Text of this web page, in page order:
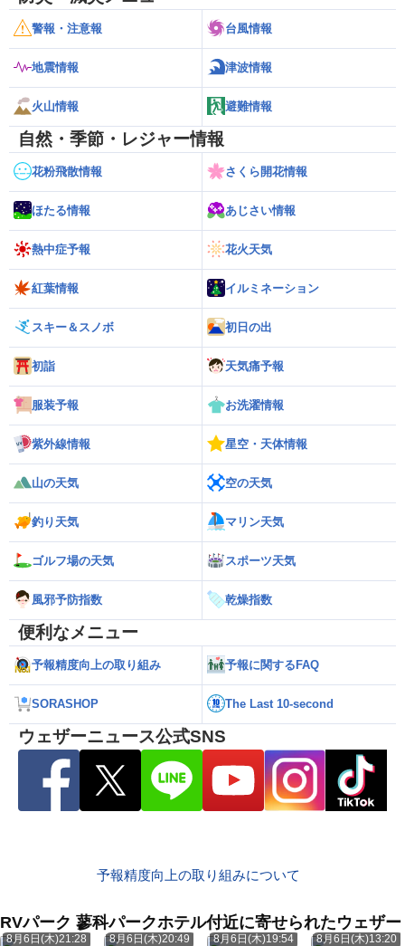
警報・注意報 台風情報
地震情報 津波情報
火山情報 避難情報
自然・季節・レジャー情報
花粉飛散情報 さくら開花情報
ほたる情報 あじさい情報
熱中症予報 花火天気
紅葉情報 イルミネーション
スキー＆スノボ 初日の出
初詣 天気痛予報
服装予報 お洗濯情報
紫外線情報 星空・天体情報
山の天気 空の天気
釣り天気 マリン天気
ゴルフ場の天気 スポーツ天気
風邪予防指数 乾燥指数
便利なメニュー
予報精度向上の取り組み 予報に関するFAQ
SORASHOP The Last 10-second
ウェザーニュース公式SNS
予報精度向上の取り組みについて
RVパーク 蓼科パークホテル付近に寄せられたウェザ
8月6日(木)21:28 8月6日(木)20:49 8月6日(木)19:54 8月6日(木)13:20